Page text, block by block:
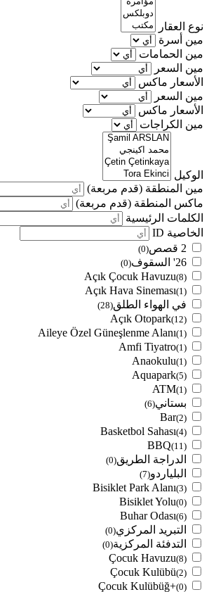
نوع العقار
مين أسرة
مين الحمامات
مين السعر
الأسعار ماكس
مين السعر
الأسعار ماكس
مين الكراجات
الوكيل
مين المنطقة (قدم مربعة)
ماكس المنطقة (قدم مربعة)
الكلمات الرئيسية
الخاصية ID
2 قصص
(0)
26' السقوف (0)
Açık Çocuk Havuzu(8)
Açık Hava Sineması(1)
في الهواء الطلق(28)
Açık Otopark(12)
Aileye Özel Güneşlenme Alanı(1)
Amfi Tiyatro(1)
Anaokulu(1)
Aquapark(5)
ATM(1)
بستاني(6)
Bar(2)
Basketbol Sahası(4)
BBQ(11)
الدراجة الطريق(0)
البلياردو(7)
Bisiklet Park Alanı(3)
Bisiklet Yolu(0)
Buhar Odası(6)
التبريد المركزي(0)
التدفئة المركزية(0)
Çocuk Havuzu(8)
Çocuk Kulübü(2)
Çocuk Kulübüğ+(0)